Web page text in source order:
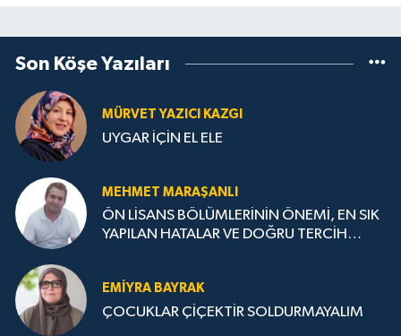
Son Köşe Yazıları
MÜRVET YAZICI KAZGI
UYGAR İÇİN EL ELE
MEHMET MARAŞANLI
ÖN LİSANS BÖLÜMLERİNİN ÖNEMİ, EN SIK
YAPILAN HATALAR VE DOĞRU TERCİH
EMIYRA BAYRAK
ÇOCUKLAR ÇİÇEKTİR SOLDURMAYALIM